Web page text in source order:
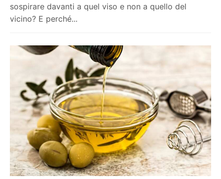
sospirare davanti a quel viso e non a quello del
vicino? E perché...